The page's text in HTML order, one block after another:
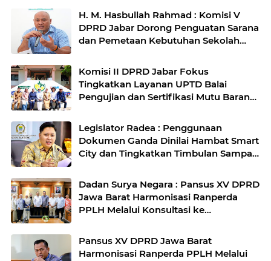
H. M. Hasbullah Rahmad : Komisi V
DPRD Jabar Dorong Penguatan Sarana
dan Pemetaan Kebutuhan Sekolah
Komisi II DPRD Jabar Fokus
Tingkatkan Layanan UPTD Balai
Pengujian dan Sertifikasi Mutu Barang
Legislator Radea : Penggunaan
Dokumen Ganda Dinilai Hambat Smart
City dan Tingkatkan Timbulan Sampah
Dadan Surya Negara : Pansus XV DPRD
Jawa Barat Harmonisasi Ranperda
PPLH Melalui Konsultasi ke
Pansus XV DPRD Jawa Barat
Harmonisasi Ranperda PPLH Melalui